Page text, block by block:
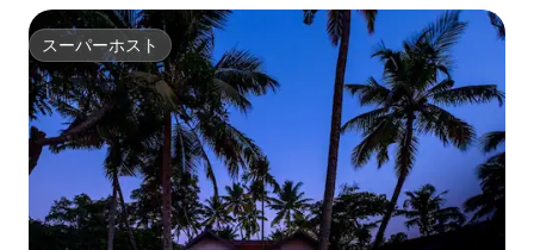
スーパーホスト
スーパーホスト